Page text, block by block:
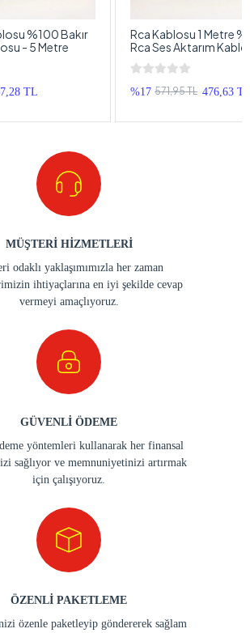
%100 Bakır
- 5 Metre
TL
Rca Kablosu 1 Metre
Rca Ses Aktarım
1 Metre
%17 571,95 TL 476,63
MÜŞTERİ HİZMETLERİ
odaklı yaklaşımımızla her zaman
ihtiyaçlarına en iyi şekilde cevap
vermeyi amaçlıyoruz.
GÜVENLİ ÖDEME
yöntemleri kullanarak her finansal
sağlıyor ve memnuniyetinizi artırmak
için çalışıyoruz.
ÖZENLİ PAKETLEME
özenle paketleyip göndererek sağlam